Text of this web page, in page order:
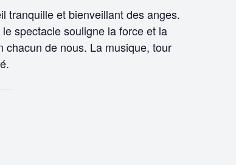
tranquille et bienveillant des anges.
spectacle souligne la force et la
chacun de nous. La musique, tour